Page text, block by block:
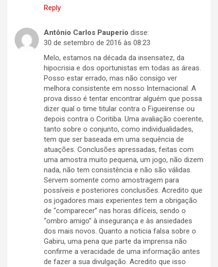
Reply
Antônio Carlos Pauperio disse:
30 de setembro de 2016 às 08:23
Melo, estamos na década da insensatez, da
hipocrisia e dos oportunistas em todas as áreas.
Posso estar errado, mas não consigo ver
melhora consistente em nosso Internacional. A
prova disso é tentar encontrar alguém que possa
dizer qual o time titular contra o Figueirense ou
depois contra o Coritiba. Uma avaliação coerente,
tanto sobre o conjunto, como individualidades,
tem que ser baseada em uma sequência de
atuações. Conclusões apressadas, feitas com
uma amostra muito pequena, um jogo, não dizem
nada, não tem consistência e não são válidas.
Servem somente como amostragem para
possíveis e posteriores conclusões. Acredito que
os jogadores mais experientes tem a obrigação
de “comparecer” nas horas difíceis, sendo o
“ombro amigo” à insegurança e às ansiedades
dos mais novos. Quanto a noticia falsa sobre o
Gabiru, uma pena que parte da imprensa não
confirme a veracidade de uma informação antes
de fazer a sua divulgação. Acredito que isso